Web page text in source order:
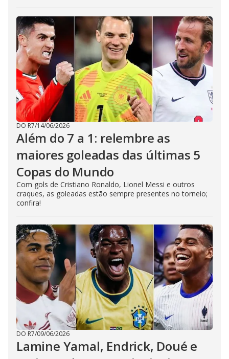
DO R7/14/06/2026
Além do 7 a 1: relembre as
maiores goleadas das últimas 5
Copas do Mundo
Com gols de Cristiano Ronaldo, Lionel Messi e outros
craques, as goleadas estão sempre presentes no torneio;
confira!
DO R7/09/06/2026
Lamine Yamal, Endrick, Doué e